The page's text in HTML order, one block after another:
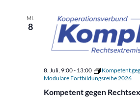
MI.
8
Kompetent gegen
8. Juli, 9:00- 13:00
Kompetent
Modulare Fortbildungsreihe 2026